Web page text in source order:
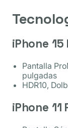
iPhone 15
Pantalla
pulgadas
HDR10,
iPhone 11